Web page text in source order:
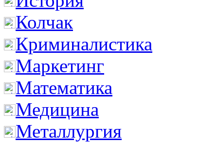
Колчак
Криминалистика
Маркетинг
Математика
Медицина
Металлургия